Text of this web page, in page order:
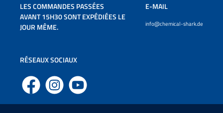
LES COMMANDES PASSÉES
AVANT 15H30 SONT EXPÉDIÉES LE
JOUR MÊME.
E-MAIL
info@chemical-shark.de
RÉSEAUX SOCIAUX
Facebook Instagram YouTube